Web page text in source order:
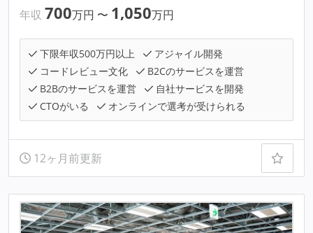
年収 700万円 〜 1,050万円
下限年収500万円以上
アジャイル開発
コードレビュー文化
B2Cのサービスを運営
B2Bのサービスを運営
自社サービスを開発
CTOがいる
オンラインで選考が受けられる
12ヶ月前更新